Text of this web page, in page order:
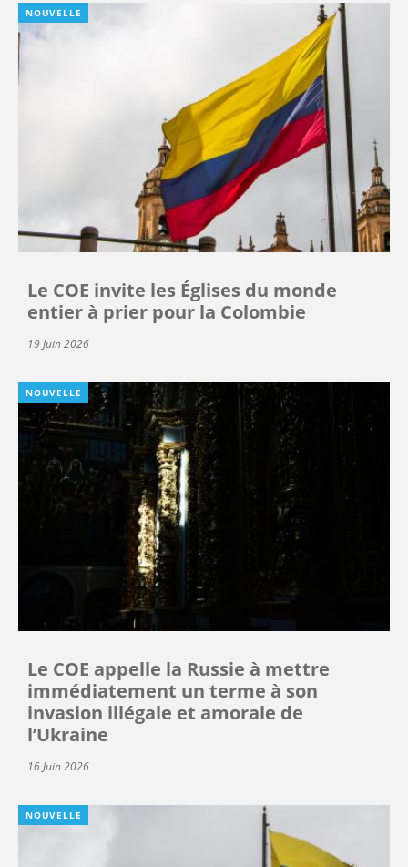
NOUVELLE
Le COE invite les Églises du monde
entier à prier pour la Colombie
19 Juin 2026
NOUVELLE
Le COE appelle la Russie à mettre
immédiatement un terme à son
invasion illégale et amorale de
l’Ukraine
16 Juin 2026
NOUVELLE